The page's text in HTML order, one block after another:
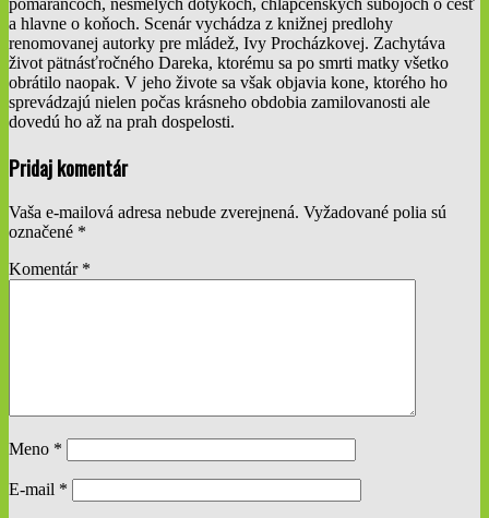
pomarančoch, nesmelých dotykoch, chlapčenských súbojoch o česť
a hlavne o koňoch. Scenár vychádza z knižnej predlohy
renomovanej autorky pre mládež, Ivy Procházkovej. Zachytáva
život pätnásťročného Dareka, ktorému sa po smrti matky všetko
obrátilo naopak. V jeho živote sa však objavia kone, ktorého ho
sprevádzajú nielen počas krásneho obdobia zamilovanosti ale
dovedú ho až na prah dospelosti.
2019-
05-
Pridaj komentár
Vaša e-mailová adresa nebude zverejnená. Vyžadované polia sú
označené *
Komentár *
Meno *
E-mail *